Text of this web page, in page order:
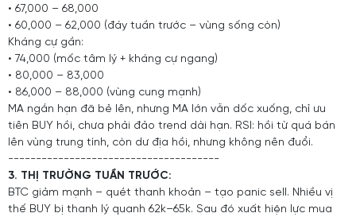
• 67,000 – 68,000
• 60,000 – 62,000 (đáy tuần trước – vùng sống còn)
Kháng cự gần:
• 74,000 (mốc tâm lý + kháng cự ngang)
• 80,000 – 83,000
• 86,000 – 88,000 (vùng cung mạnh)
MA ngắn hạn đã bẻ lên, nhưng MA lớn vẫn dốc xuống, chỉ ưu
tiên BUY hồi, chưa phải đảo trend dài hạn. RSI: hồi từ quá bán
lên vùng trung tính, còn dư địa hồi, nhưng không nên đuổi.
--------------------------------------
3. THỊ TRƯỜNG TUẦN TRƯỚC:
BTC giảm mạnh – quét thanh khoản – tạo panic sell. Nhiều vị
thế BUY bị thanh lý quanh 62k–65k. Sau đó xuất hiện lực mua